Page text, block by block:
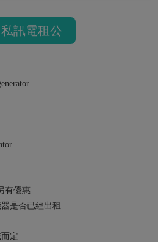
私訊電租公
有優惠
是否已經出租
定